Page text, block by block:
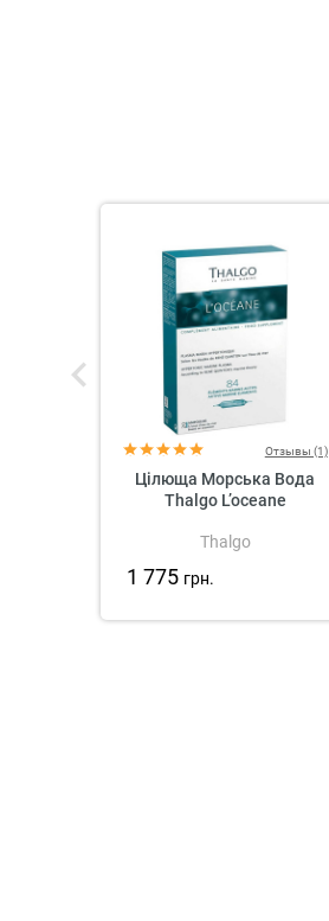
Отзывы (1)
Цілюща Морська Вода
Thalgo L’oceane
Thalgo
1 775 грн.